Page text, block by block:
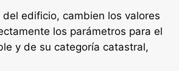
edificio, cambien los valores
los parámetros para el
y de su categoría catastral,